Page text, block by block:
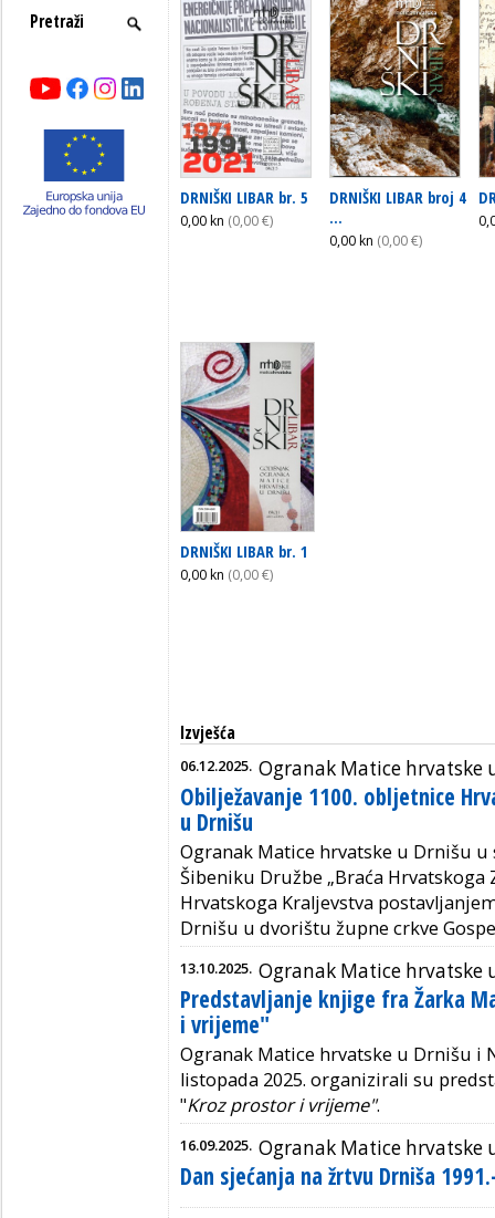
DRNIŠKI LIBAR br. 5
0,00 kn (0,00 €)
DRNIŠKI LIBAR broj 4
...
0,00 kn (0,00 €)
DRNIŠKI LIBAR br. 1
0,00 kn (0,00 €)
Izvješća
06.12.2025. Ogranak Matice hrvatske
Obilježavanje 1100. obljetnice
u Drnišu
Ogranak Matice hrvatske u Drnišu
Šibeniku Družbe „Braća
Hrvatskoga Kraljevstva
Drnišu u dvorištu župne crkve
13.10.2025. Ogranak Matice hrvatske
Predstavljanje knjige fra Žarka
i vrijeme"
Ogranak Matice hrvatske u Drnišu i
listopada 2025. organizirali su
"Kroz prostor i vrijeme".
16.09.2025. Ogranak Matice hrvatske
Dan sjećanja na žrtvu Drniša